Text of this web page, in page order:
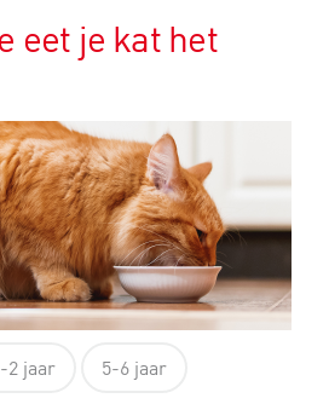
eet je kat het
2 jaar 5-6 jaar